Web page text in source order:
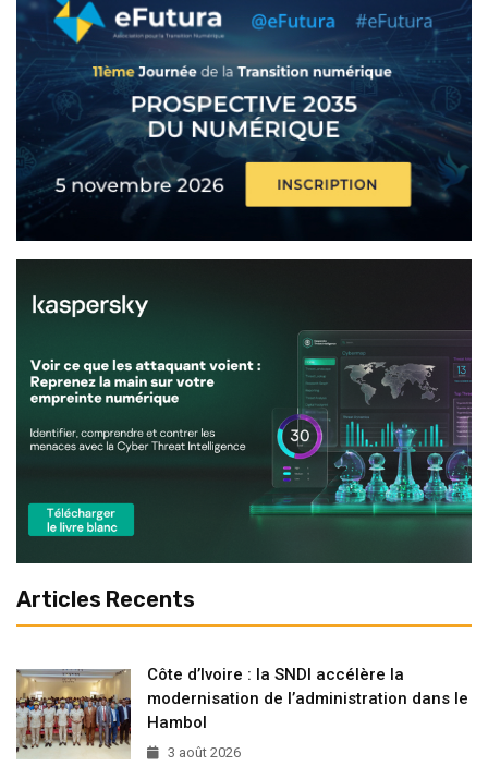
Articles Recents
Côte d’Ivoire : la SNDI accélère la
modernisation de l’administration dans le
Hambol
3 août 2026